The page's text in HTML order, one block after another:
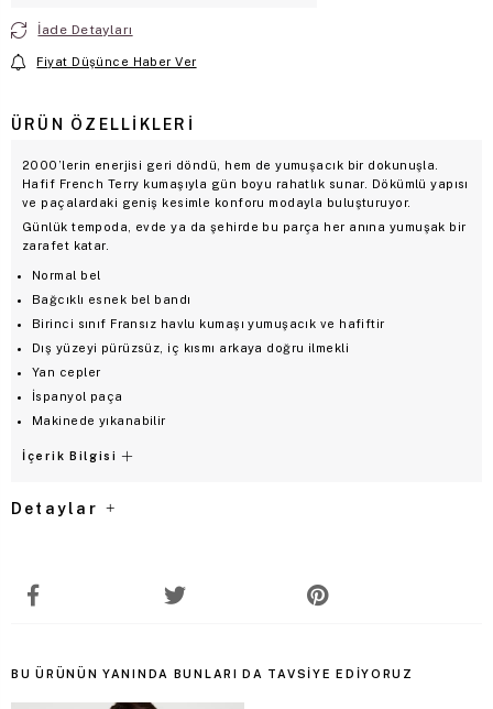
İade Detayları
Fiyat Düşünce Haber Ver
ÜRÜN ÖZELLIKLERI
2000’lerin enerjisi geri döndü, hem de yumuşacık bir dokunuşla.
Hafif French Terry kumaşıyla gün boyu rahatlık sunar. Dökümlü yapısı
ve paçalardaki geniş kesimle konforu modayla buluşturuyor.
Günlük tempoda, evde ya da şehirde bu parça her anına yumuşak bir
zarafet katar.
Normal bel
Bağcıklı esnek bel bandı
Birinci sınıf Fransız havlu kumaşı yumuşacık ve hafiftir
Dış yüzeyi pürüzsüz, iç kısmı arkaya doğru ilmekli
Yan cepler
İspanyol paça
Makinede yıkanabilir
İçerik Bilgisi
Detaylar
BU ÜRÜNÜN YANINDA BUNLARI DA TAVSIYE EDIYORUZ